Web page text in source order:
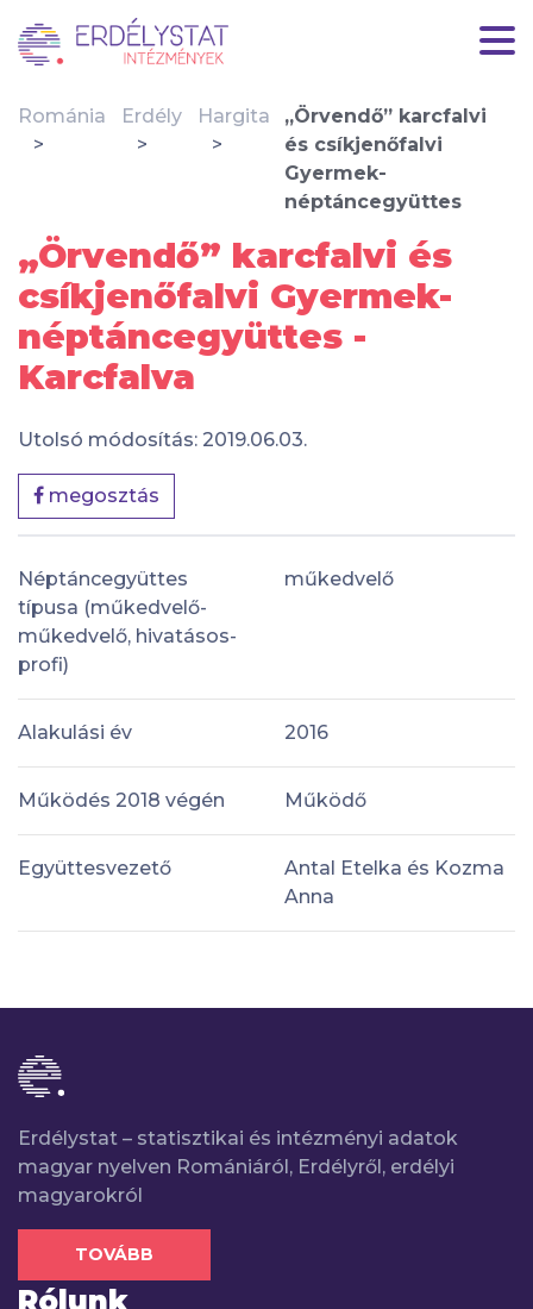
Románia Erdély Hargita
„Örvendő” karcfalvi
és csíkjenőfalvi
Gyermek-
néptáncegyüttes
„Örvendő” karcfalvi és
csíkjenőfalvi Gyermek-
néptáncegyüttes -
Karcfalva
Utolsó módosítás: 2019.06.03.
megosztás
Néptáncegyüttes
típusa (műkedvelő-
műkedvelő, hivatásos-
profi)
műkedvelő
Alakulási év 2016
Működés 2018 végén Működő
Együttesvezető
Antal Etelka és Kozma
Anna
Erdélystat – statisztikai és intézményi adatok
magyar nyelven Romániáról, Erdélyről, erdélyi
magyarokról
TOVÁBB
Rólunk